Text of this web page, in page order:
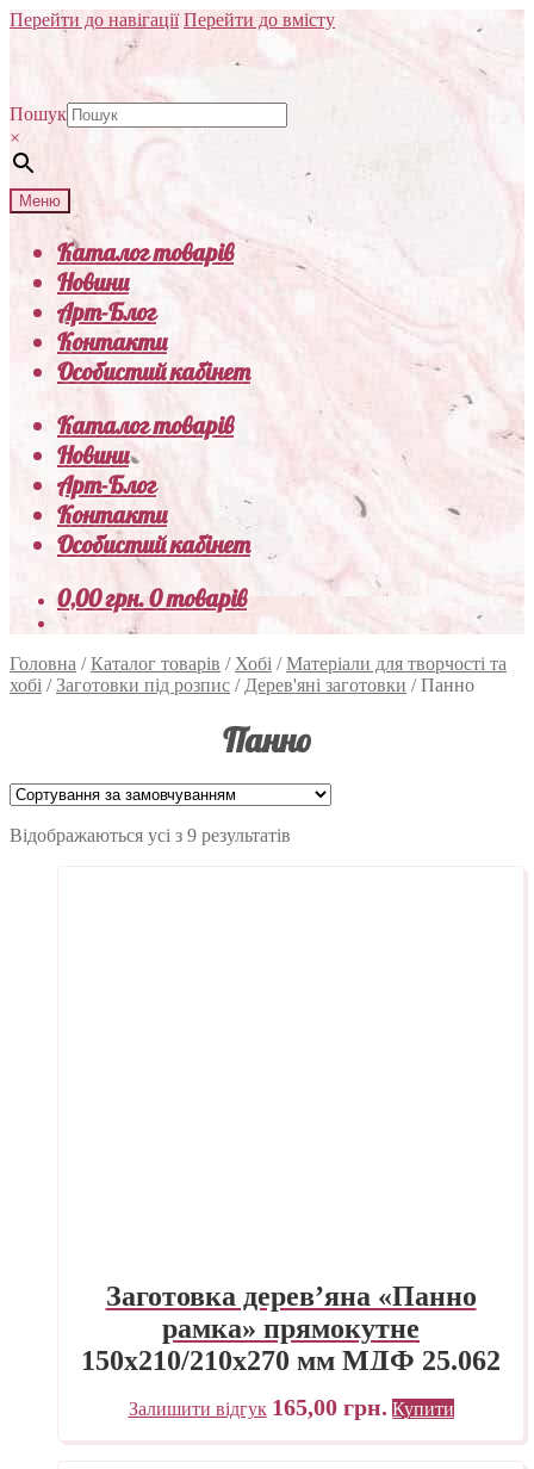
Перейти до навігації Перейти до вмісту
Пошук
×
Меню
Каталог товарів
Новини
Арт-Блог
Контакти
Особистий кабінет
Каталог товарів
Новини
Арт-Блог
Контакти
Особистий кабінет
0,00грн.0 товарів
Головна /Каталог товарів / Хобі /Матеріали для творчості та
хобі /Заготовки під розпис / Дерев'яні заготовки /Панно
Панно
Відображаються усі з 9 результатів
Заготовка дерев’яна «Панно
рамка» прямокутне
150х210/210х270 мм МДФ 25.062
Залишити відгук 165,00 грн. Купити